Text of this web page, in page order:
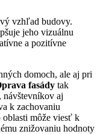
vzhľad budovy.
jeho vizuálnu
a pozitívne
domoch, ale aj pri
fasády tak
aj
k zachovaniu
oblasti môže viesť k
znižovaniu hodnoty